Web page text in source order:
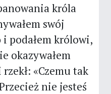
króla
swój
podałem królowi,
okazywałem
«Czemu tak
nie jesteś